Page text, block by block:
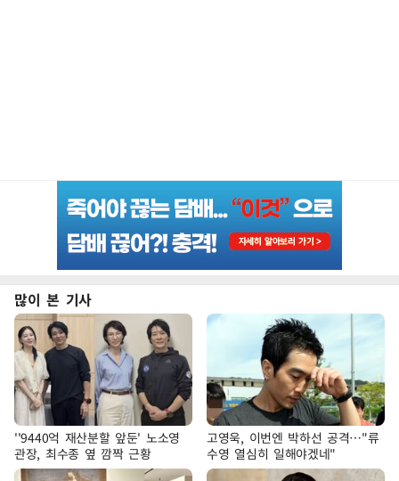
많이 본 기사
''9440억 재산분할 앞둔' 노소영
관장, 최수종 옆 깜짝 근황
고영욱, 이번엔 박하선 공격…"류
수영 열심히 일해야겠네"